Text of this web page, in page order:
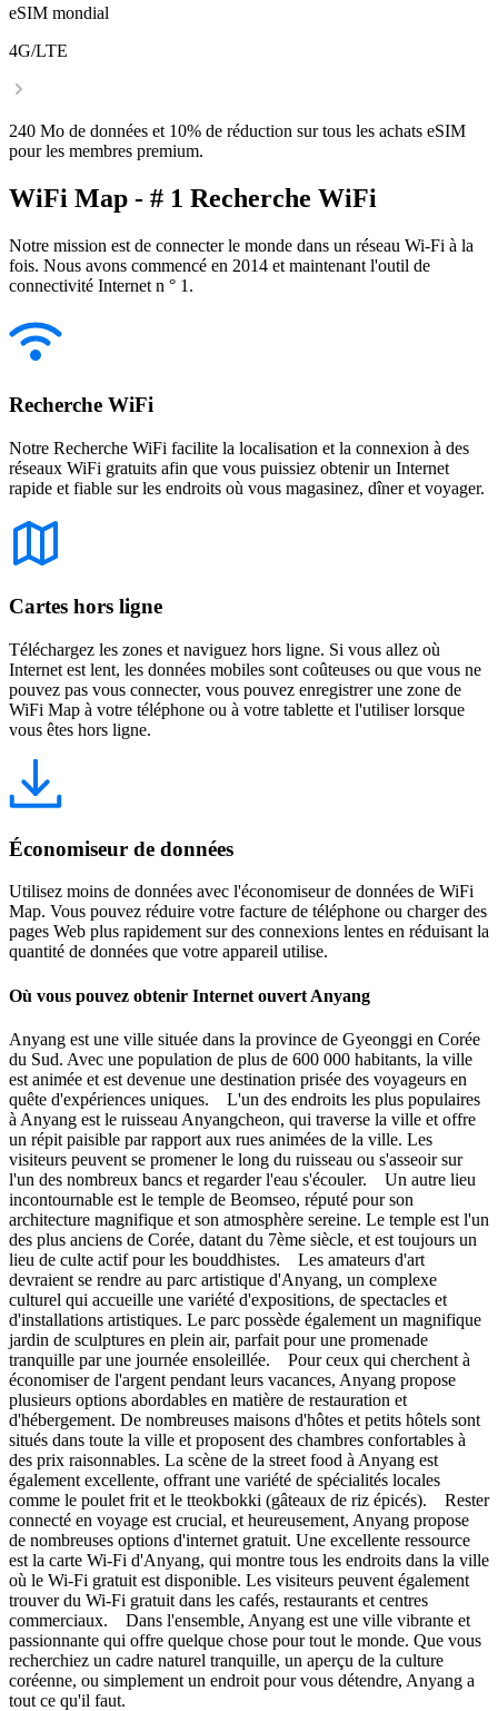
eSIM mondial
4G/LTE
240 Mo de données et 10% de réduction sur tous les achats eSIM
pour les membres premium.
WiFi Map - # 1 Recherche WiFi
Notre mission est de connecter le monde dans un réseau Wi-Fi à la
fois. Nous avons commencé en 2014 et maintenant l'outil de
connectivité Internet n ° 1.
Recherche WiFi
Notre Recherche WiFi facilite la localisation et la connexion à des
réseaux WiFi gratuits afin que vous puissiez obtenir un Internet
rapide et fiable sur les endroits où vous magasinez, dîner et voyager.
Cartes hors ligne
Téléchargez les zones et naviguez hors ligne. Si vous allez où
Internet est lent, les données mobiles sont coûteuses ou que vous ne
pouvez pas vous connecter, vous pouvez enregistrer une zone de
WiFi Map à votre téléphone ou à votre tablette et l'utiliser lorsque
vous êtes hors ligne.
Économiseur de données
Utilisez moins de données avec l'économiseur de données de WiFi
Map. Vous pouvez réduire votre facture de téléphone ou charger des
pages Web plus rapidement sur des connexions lentes en réduisant la
quantité de données que votre appareil utilise.
Où vous pouvez obtenir Internet ouvert Anyang
Anyang est une ville située dans la province de Gyeonggi en Corée
du Sud. Avec une population de plus de 600 000 habitants, la ville
est animée et est devenue une destination prisée des voyageurs en
quête d'expériences uniques. L'un des endroits les plus populaires
à Anyang est le ruisseau Anyangcheon, qui traverse la ville et offre
un répit paisible par rapport aux rues animées de la ville. Les
visiteurs peuvent se promener le long du ruisseau ou s'asseoir sur
l'un des nombreux bancs et regarder l'eau s'écouler. Un autre lieu
incontournable est le temple de Beomseo, réputé pour son
architecture magnifique et son atmosphère sereine. Le temple est l'un
des plus anciens de Corée, datant du 7ème siècle, et est toujours un
lieu de culte actif pour les bouddhistes. Les amateurs d'art
devraient se rendre au parc artistique d'Anyang, un complexe
culturel qui accueille une variété d'expositions, de spectacles et
d'installations artistiques. Le parc possède également un magnifique
jardin de sculptures en plein air, parfait pour une promenade
tranquille par une journée ensoleillée. Pour ceux qui cherchent à
économiser de l'argent pendant leurs vacances, Anyang propose
plusieurs options abordables en matière de restauration et
d'hébergement. De nombreuses maisons d'hôtes et petits hôtels sont
situés dans toute la ville et proposent des chambres confortables à
des prix raisonnables. La scène de la street food à Anyang est
également excellente, offrant une variété de spécialités locales
comme le poulet frit et le tteokbokki (gâteaux de riz épicés). Rester
connecté en voyage est crucial, et heureusement, Anyang propose
de nombreuses options d'internet gratuit. Une excellente ressource
est la carte Wi-Fi d'Anyang, qui montre tous les endroits dans la ville
où le Wi-Fi gratuit est disponible. Les visiteurs peuvent également
trouver du Wi-Fi gratuit dans les cafés, restaurants et centres
commerciaux. Dans l'ensemble, Anyang est une ville vibrante et
passionnante qui offre quelque chose pour tout le monde. Que vous
recherchiez un cadre naturel tranquille, un aperçu de la culture
coréenne, ou simplement un endroit pour vous détendre, Anyang a
tout ce qu'il faut.